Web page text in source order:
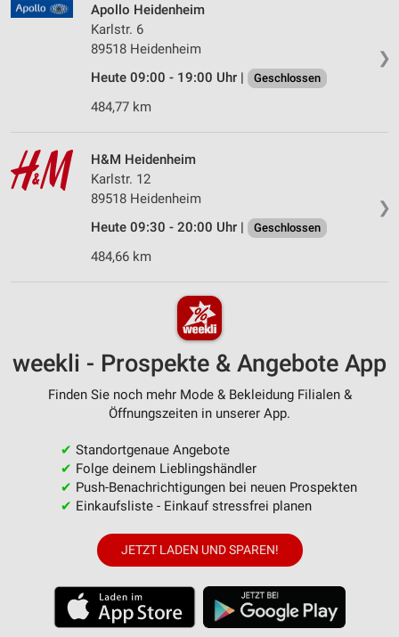
❯
Apollo Heidenheim
Karlstr. 6
89518 Heidenheim
Heute 09:00 - 19:00 Uhr |
Geschlossen
484,77 km
❯
H&M Heidenheim
Karlstr. 12
89518 Heidenheim
Heute 09:30 - 20:00 Uhr |
Geschlossen
484,66 km
weekli - Prospekte & Angebote App
Finden Sie noch mehr Mode & Bekleidung Filialen &
Öffnungszeiten in unserer App.
✔ Standortgenaue Angebote
✔ Folge deinem Lieblingshändler
✔ Push-Benachrichtigungen bei neuen Prospekten
✔ Einkaufsliste - Einkauf stressfrei planen
JETZT LADEN UND SPAREN!